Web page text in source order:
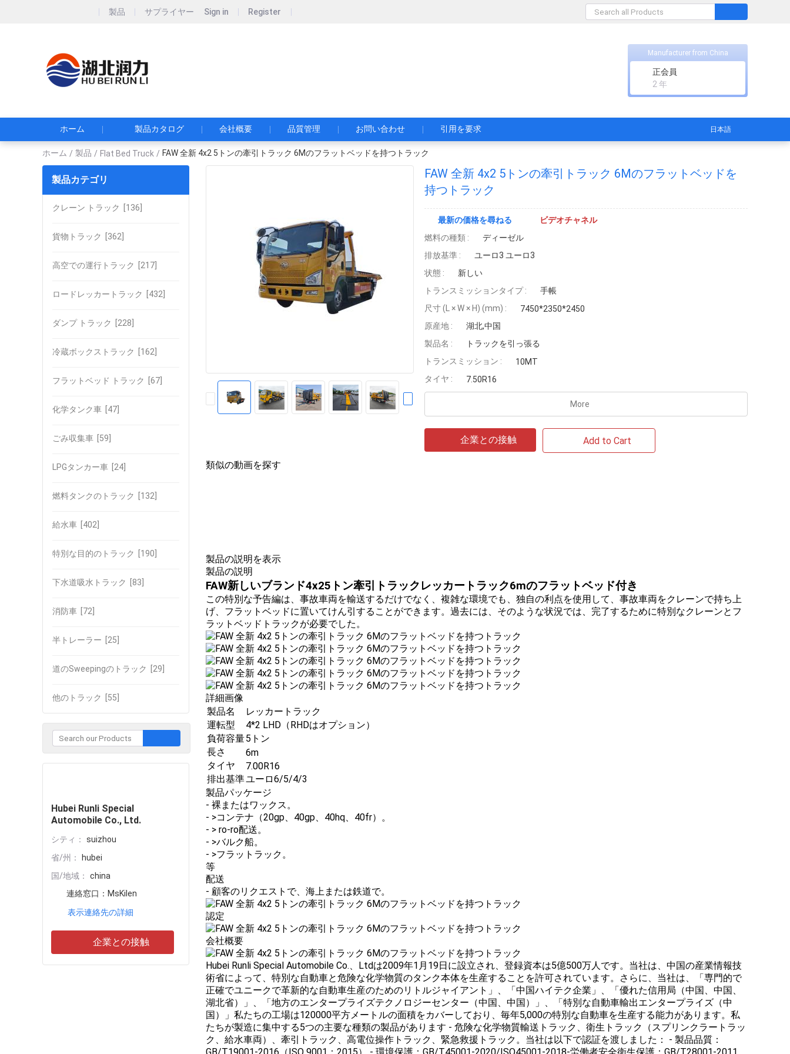
製品 サプライヤー Sign in Register
Manufacturer from China
正会員
2 年
ホーム 製品カタログ 会社概要 品質管理 お問い合わせ 引用を要求 日本語
ホーム / 製品 / Flat Bed Truck / FAW 全新 4x2 5トンの牽引トラック 6Mのフラットベッドを持つトラック
製品カテゴリ
クレーン トラック [136]
貨物トラック [362]
高空での運行トラック [217]
ロードレッカートラック [432]
ダンプ トラック [228]
冷蔵ボックストラック [162]
フラットベッド トラック [67]
化学タンク車 [47]
ごみ収集車 [59]
LPGタンカー車 [24]
燃料タンクのトラック [132]
給水車 [402]
特別な目的のトラック [190]
下水道吸水トラック [83]
消防車 [72]
半トレーラー [25]
道のSweepingのトラック [29]
他のトラック [55]
Hubei Runli Special
Automobile Co., Ltd.
シティ：
suizhou
省/州：
hubei
国/地域：
china
連絡窓口： MsKilen
表示連絡先の詳細
企業との接触
FAW 全新 4x2 5トンの牽引トラック 6Mのフラットベッドを
持つトラック
最新の価格を尋ねる
ビデオチャネル
燃料の種類 :
ディーゼル
排放基準 :
ユーロ3 ユーロ3
状態 :
新しい
トランスミッションタイプ :
手帳
尺寸 (L × W × H) (mm) :
7450*2350*2450
原産地 :
湖北,中国
製品名 :
トラックを引っ張る
トランスミッション :
10MT
タイヤ :
7.50R16
More
企業との接触 Add to Cart
類似の動画を探す
製品の説明を表示
製品の説明
FAW新しいブランド4x25トン牽引トラックレッカートラック6mのフラットベッド付き
この特別な予告編は、事故車両を輸送するだけでなく、複雑な環境でも、独自の利点を使用して、事故車両をクレーンで持ち上
げ、フラットベッドに置いてけん引することができます。過去には、そのような状況では、完了するために特別なクレーンとフ
ラットベッドトラックが必要でした。
詳細画像
製品名
レッカートラック
運転型
4*2 LHD（RHDはオプション）
負荷容量5トン
長さ
6m
タイヤ
7.00R16
排出基準ユーロ6/5/4/3
製品パッケージ
- 裸またはワックス。
- >コンテナ（20gp、40gp、40hq、40fr）。
- > ro-ro配送。
- >バルク船。
- >フラットラック。
等
配送
- 顧客のリクエストで、海上または鉄道で。
認定
会社概要
Hubei Runli Special Automobile Co.、Ltdは2009年1月19日に設立され、登録資本は5億500万人です。当社は、中国の産業情報技
術省によって、特別な自動車と危険な化学物質のタンク本体を生産することを許可されています。さらに、当社は、「専門的で
正確でユニークで革新的な自動車生産のためのリトルジャイアント」、「中国ハイテク企業」、「優れた信用局（中国、中国、
湖北省）」、「地方のエンタープライズテクノロジーセンター（中国、中国）」、「特別な自動車輸出エンタープライズ（中
国）」私たちの工場は120000平方メートルの面積をカバーしており、毎年5,000の特別な自動車を生産する能力があります。私
たちが製造に集中する5つの主要な種類の製品があります - 危険な化学物質輸送トラック、衛生トラック（スプリンクラートラッ
ク、給水車両）、牽引トラック、高電位操作トラック、緊急救援トラック。当社は以下で認証を渡しました： - 製品品質：